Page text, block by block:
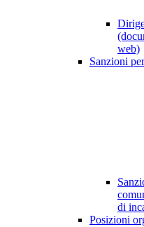
web)
Sanzioni
di
Posizioni